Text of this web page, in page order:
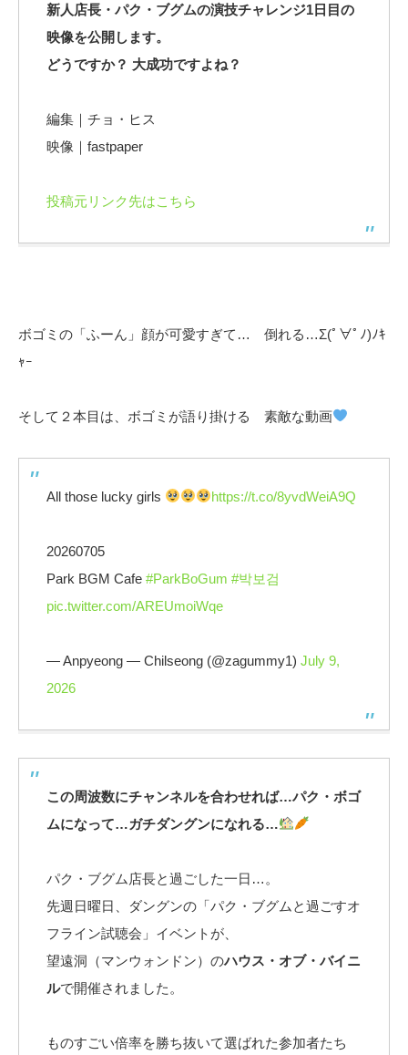
新人店長・パク・ブグムの演技チャレンジ1日目の
映像を公開します。
どうですか？ 大成功ですよね？
編集｜チョ・ヒス
映像｜fastpaper
投稿元リンク先はこちら
ボゴミの「ふーん」顔が可愛すぎて… 倒れる…Σ(ﾟ∀ﾟﾉ)ﾉｷ
ｬｰ
そして２本目は、ボゴミが語り掛ける 素敵な動画
All those lucky girls https://t.co/8yvdWeiA9Q
20260705
Park BGM Cafe #ParkBoGum #박보검
pic.twitter.com/AREUmoiWqe
— Anpyeong — Chilseong (@zagummy1) July 9,
2026
この周波数にチャンネルを合わせれば…パク・ボゴ
ムになって…ガチダングンになれる…
パク・ブグム店長と過ごした一日…。
先週日曜日、ダングンの「パク・ブグムと過ごすオ
フライン試聴会」イベントが、
望遠洞（マンウォンドン）のハウス・オブ・バイニ
ルで開催されました。
ものすごい倍率を勝ち抜いて選ばれた参加者たち